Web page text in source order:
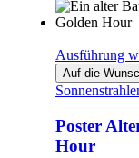
Ausführung
Auf die
Poster
Hour